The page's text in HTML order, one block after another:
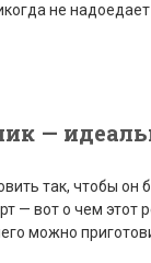
не надоедает
—
так, чтобы он
— вот о чем этот
можно